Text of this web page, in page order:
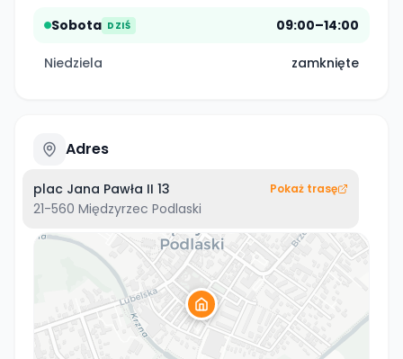
Sobota DZIŚ 09:00–14:00
Niedziela zamknięte
Adres
plac Jana Pawła II 13
21-560 Międzyrzec Podlaski
Pokaż trasę